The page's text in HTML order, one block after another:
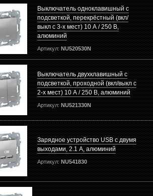
Выключатель одноклавишный с
подсветкой, перекрёстный (вкл/
выкл с 3-х мест) 10 А / 250 В,
алюминий
Артикул: NU520530N
Выключатель двухклавишный с
подсветкой, проходной (вкл/выкл с
2-х мест) 10 А / 250 В, алюминий
Артикул: NU521330N
Зарядное устройство USB с двумя
выходами, 2.1 A, алюминий
Артикул: NU541830